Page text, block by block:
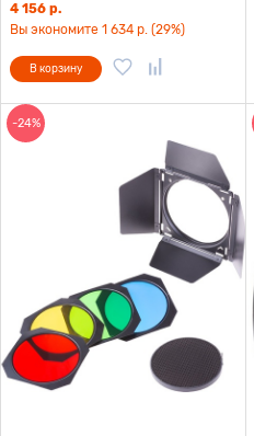
4 156 р.
Вы экономите 1 634 р. (29%)
В корзину
-24%